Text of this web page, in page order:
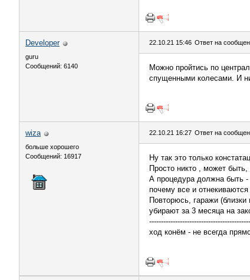
Developer
guru
Сообщений: 6140
22.10.21 15:46 Ответ на
Можно пройтись по
спущенными колесами. И
wiza
больше хорошего
Сообщений: 16917
22.10.21 16:27 Ответ на
Ну так это только
Просто никто , может быть,
А процедура должна быть
почему все и
Повторюсь, гаражи (близки
убирают за 3 месяца на
ход конём - не всегда